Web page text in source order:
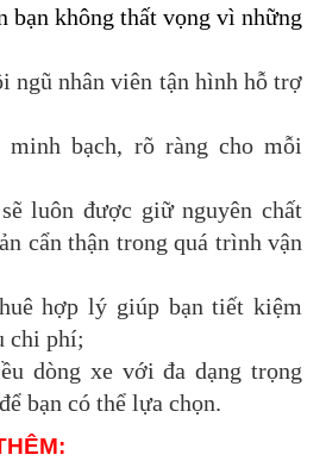
bạn không thất vọng vì những
ngũ nhân viên tận hình hỗ trợ
minh bạch, rõ ràng cho mỗi
luôn được giữ nguyên chất
cẩn thận trong quá trình vận
hợp lý giúp bạn tiết kiệm
chi phí;
dòng xe với đa dạng trọng
bạn có thể lựa chọn.